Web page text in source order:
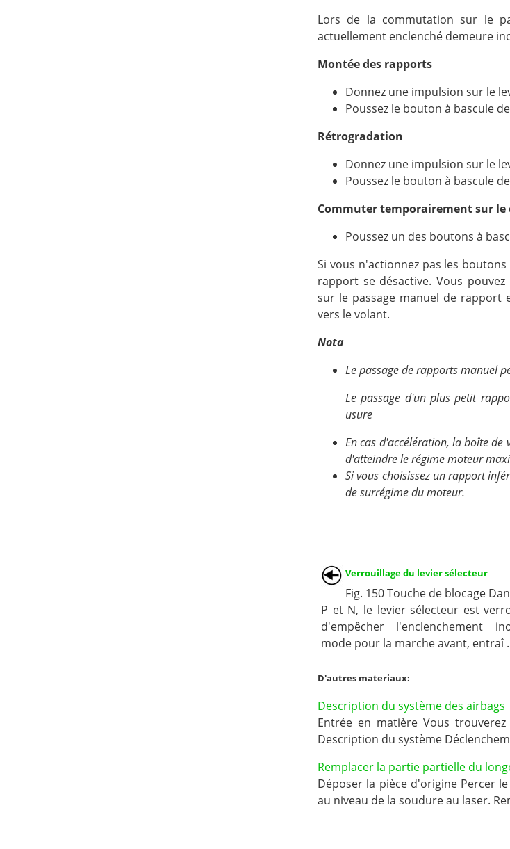
Lors de la commutation sur le
actuellement enclenché demeure
Montée des rapports
Donnez une impulsion sur le
Poussez le bouton à bascule
Rétrogradation
Donnez une impulsion sur le
Poussez le bouton à bascule
Commuter temporairement sur
Poussez un des boutons à
Si vous n'actionnez pas les
rapport se désactive. Vous
sur le passage manuel de rapport
vers le volant.
Nota
Le passage de rapports manuel
Le passage d'un plus petit
usure
En cas d'accélération, la boîte
d'atteindre le régime moteur
Si vous choisissez un rapport
de surrégime du moteur.
Verrouillage du levier sélecteur
Fig. 150 Touche de blocage
P et N, le levier sélecteur est
d'empêcher l'enclenchement
mode pour la marche avant, entraî
D'autres materiaux:
Description du système des airbags
Entrée en matière Vous
Description du système
Remplacer la partie partielle du
Déposer la pièce d'origine Percer
au niveau de la soudure au laser.